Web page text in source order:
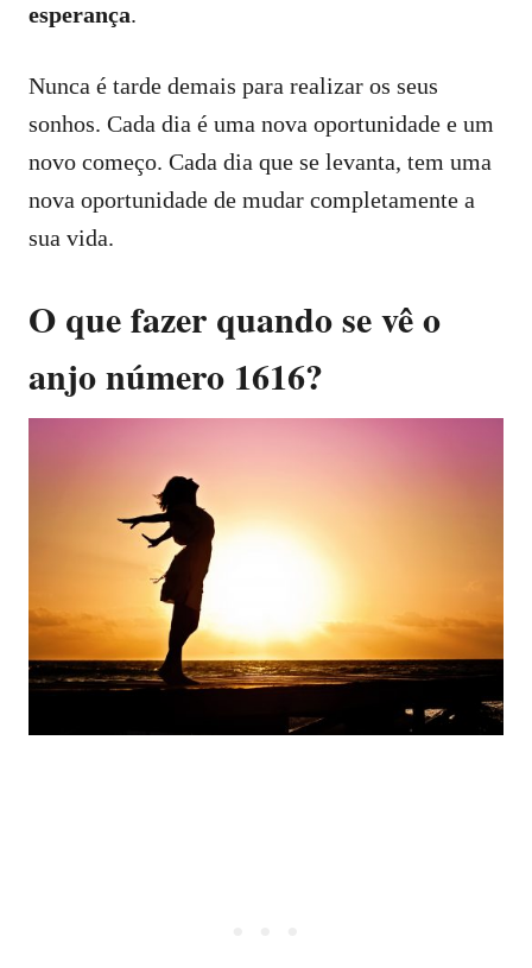
esperança.
Nunca é tarde demais para realizar os seus
sonhos. Cada dia é uma nova oportunidade e um
novo começo. Cada dia que se levanta, tem uma
nova oportunidade de mudar completamente a
sua vida.
O que fazer quando se vê o
anjo número 1616?